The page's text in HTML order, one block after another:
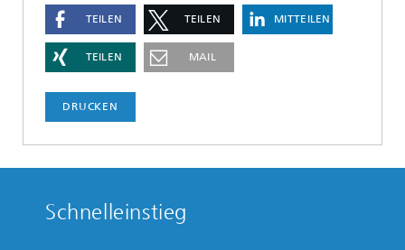
TEILEN TEILEN MITTEILEN
TEILEN MAIL
DRUCKEN
Schnelleinstieg